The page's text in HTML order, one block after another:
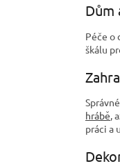
Dům
Péče o
škálu
hrábě,
práci a